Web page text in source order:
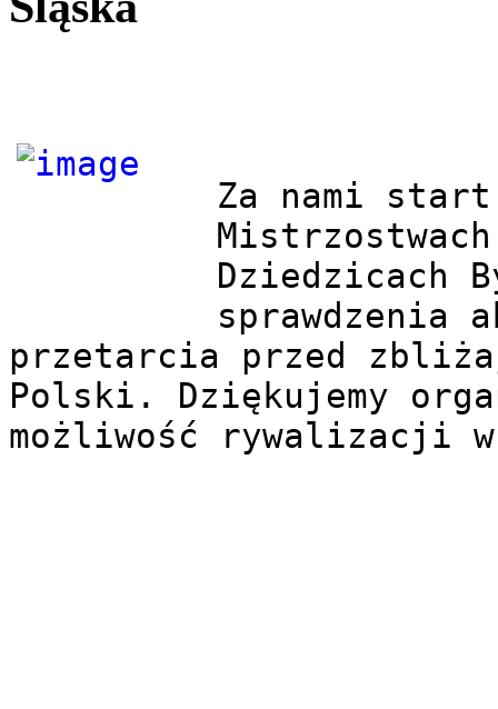
Za nami start
Dziedzicach
sprawdzenia
przetarcia przed
Polski. Dziękujemy
możliwość rywalizacji